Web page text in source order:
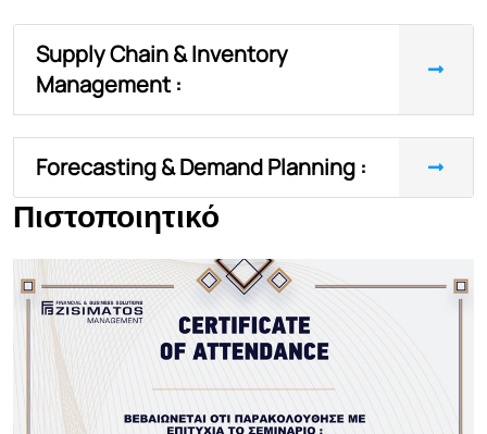
Supply Chain & Inventory
Management :
Forecasting & Demand Planning :
Πιστοποιητικό